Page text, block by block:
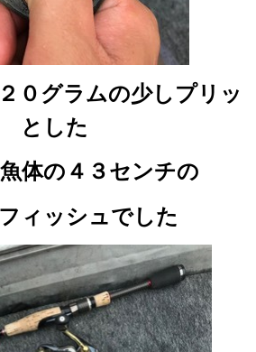
０グラムの少しプリッ
とした
体の４３センチの
ィッシュでした